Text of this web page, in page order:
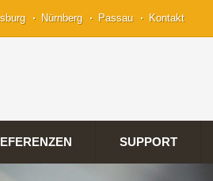
Nürnberg Passau Kontakt
SUPPORT